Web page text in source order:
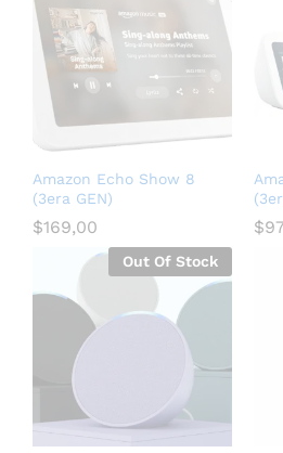
Amazon Echo Show 8
(3era GEN)
$169,00 $
Out Of Stock